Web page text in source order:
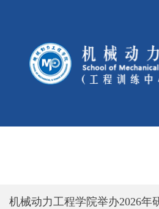
机械动力工程学院举办2026年